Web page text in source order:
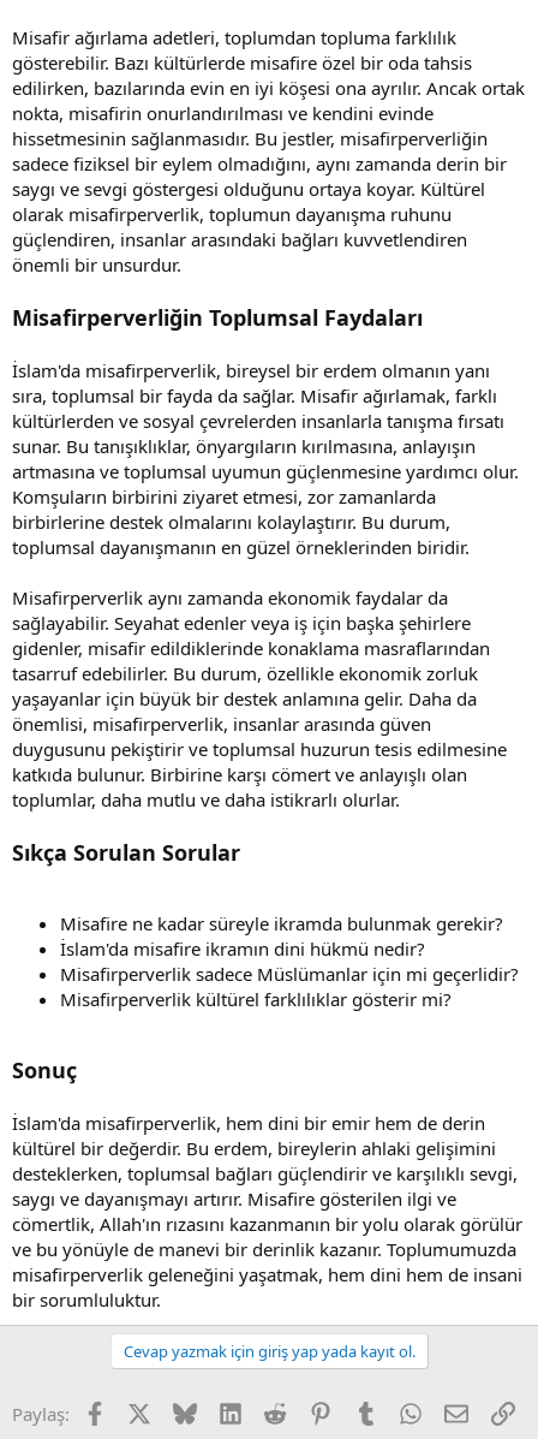
Misafir ağırlama adetleri, toplumdan topluma farklılık
gösterebilir. Bazı kültürlerde misafire özel bir oda tahsis
edilirken, bazılarında evin en iyi köşesi ona ayrılır. Ancak ortak
nokta, misafirin onurlandırılması ve kendini evinde
hissetmesinin sağlanmasıdır. Bu jestler, misafirperverliğin
sadece fiziksel bir eylem olmadığını, aynı zamanda derin bir
saygı ve sevgi göstergesi olduğunu ortaya koyar. Kültürel
olarak misafirperverlik, toplumun dayanışma ruhunu
güçlendiren, insanlar arasındaki bağları kuvvetlendiren
önemli bir unsurdur.
Misafirperverliğin Toplumsal Faydaları
İslam'da misafirperverlik, bireysel bir erdem olmanın yanı
sıra, toplumsal bir fayda da sağlar. Misafir ağırlamak, farklı
kültürlerden ve sosyal çevrelerden insanlarla tanışma fırsatı
sunar. Bu tanışıklıklar, önyargıların kırılmasına, anlayışın
artmasına ve toplumsal uyumun güçlenmesine yardımcı olur.
Komşuların birbirini ziyaret etmesi, zor zamanlarda
birbirlerine destek olmalarını kolaylaştırır. Bu durum,
toplumsal dayanışmanın en güzel örneklerinden biridir.
Misafirperverlik aynı zamanda ekonomik faydalar da
sağlayabilir. Seyahat edenler veya iş için başka şehirlere
gidenler, misafir edildiklerinde konaklama masraflarından
tasarruf edebilirler. Bu durum, özellikle ekonomik zorluk
yaşayanlar için büyük bir destek anlamına gelir. Daha da
önemlisi, misafirperverlik, insanlar arasında güven
duygusunu pekiştirir ve toplumsal huzurun tesis edilmesine
katkıda bulunur. Birbirine karşı cömert ve anlayışlı olan
toplumlar, daha mutlu ve daha istikrarlı olurlar.
Sıkça Sorulan Sorular
Misafire ne kadar süreyle ikramda bulunmak gerekir?
İslam'da misafire ikramın dini hükmü nedir?
Misafirperverlik sadece Müslümanlar için mi geçerlidir?
Misafirperverlik kültürel farklılıklar gösterir mi?
Sonuç
İslam'da misafirperverlik, hem dini bir emir hem de derin
kültürel bir değerdir. Bu erdem, bireylerin ahlaki gelişimini
desteklerken, toplumsal bağları güçlendirir ve karşılıklı sevgi,
saygı ve dayanışmayı artırır. Misafire gösterilen ilgi ve
cömertlik, Allah'ın rızasını kazanmanın bir yolu olarak görülür
ve bu yönüyle de manevi bir derinlik kazanır. Toplumumuzda
misafirperverlik geleneğini yaşatmak, hem dini hem de insani
bir sorumluluktur.
Cevap yazmak için giriş yap yada kayıt ol.
Paylaş: FacebookX (Twitter)
BlueskyLinkedInReddit PinterestTumblr WhatsApp
E-posta